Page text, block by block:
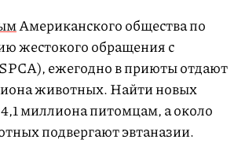
Американского общества по
жестокого обращения с
ежегодно в приюты отдают
животных. Найти новых
4,1 миллиона питомцам, а около
подвергают эвтаназии.